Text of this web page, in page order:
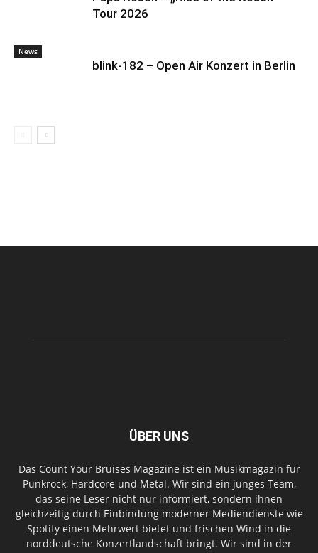
Tour 2026
News
blink-182 – Open Air Konzert in Berlin
ÜBER UNS
Das Count Your Bruises Magazine ist ein Musikmagazin für
Punkrock, Hardcore und Metal. Wir sind ein junges Team,
das seine Leser nicht nur informiert, sondern ihnen
gleichzeitig durch Einbindung moderner Mediendienste wie
Spotify einen Mehrwert bietet und frischen Wind in die
norddeutsche Konzertlandschaft bringt. Wir sind in der